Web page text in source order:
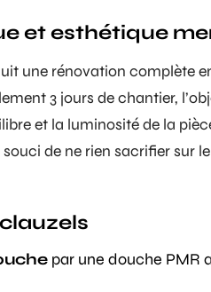
et esthétique
une rénovation complète
3 jours de chantier,
et la luminosité de la
de ne rien sacrifier sur
par une douche PMR